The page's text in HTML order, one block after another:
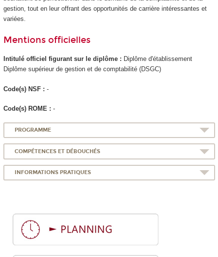
gestion, tout en leur offrant des opportunités de carrière intéressantes et
variées.
Mentions officielles
Intitulé officiel figurant sur le diplôme : Diplôme d'établissement
Diplôme supérieur de gestion et de comptabilité (DSGC)
Code(s) NSF : -
Code(s) ROME : -
PROGRAMME
COMPÉTENCES ET DÉBOUCHÉS
INFORMATIONS PRATIQUES